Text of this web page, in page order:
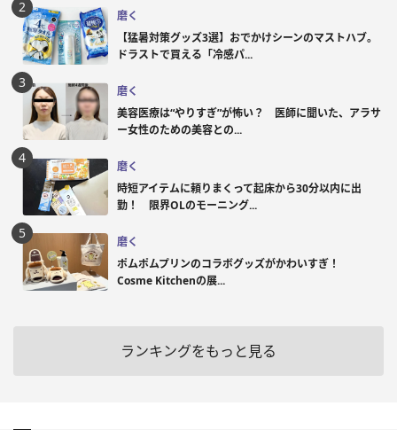
磨く
【猛暑対策グッズ3選】おでかけシーンのマストハブ。
ドラストで買える「冷感パ...
磨く
美容医療は“やりすぎ”が怖い？ 医師に聞いた、アラサ
ー女性のための美容との...
磨く
時短アイテムに頼りまくって起床から30分以内に出
勤！ 限界OLのモーニング...
磨く
ポムポムプリンのコラボグッズがかわいすぎ！
Cosme Kitchenの展...
ランキングをもっと見る